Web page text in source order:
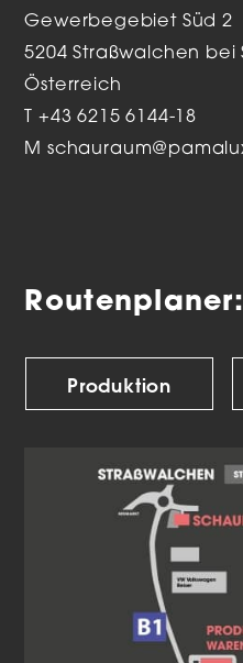
Gewerbegebiet Süd 2
5204 Straßwalchen bei
Österreich
T+43 6215 6144-18
M
Routenplaner:
Produktion